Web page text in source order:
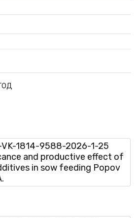
VK-1814-9588-2026-1-25
and productive effect of
in sow feeding Popov